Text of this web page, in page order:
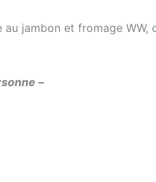
jambon et fromage
–